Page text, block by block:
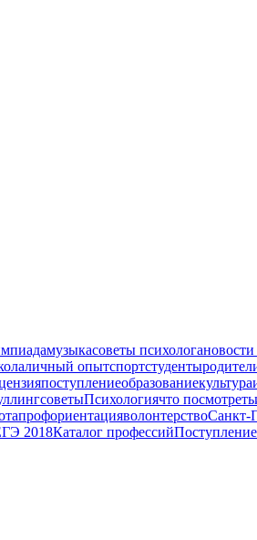
музыкасоветы психолога
личный опытспортстуденты
поступлениеобразованиекультура
советыПсихологиячто посмотреть
профориентацияволонтерствоСанкт-
2018Каталог профессий